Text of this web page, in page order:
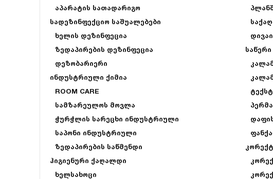
აპარატის სათადარიგო
სადეზინფექციო საშუალებები
ხელის დეზინფეცია
ზედაპირების დეზინფეცია
დეზობარიერი
ინდუსტრიული ქიმია
ROOM CARE
სამზარეულოს მოვლა
ჭურჭლის სარეცხი ინდუსტრიული
საპონი ინდუსტრიული
ზედაპირების საწმენდი
ჰიგიენური ქაღალდი
ხელსახოცი